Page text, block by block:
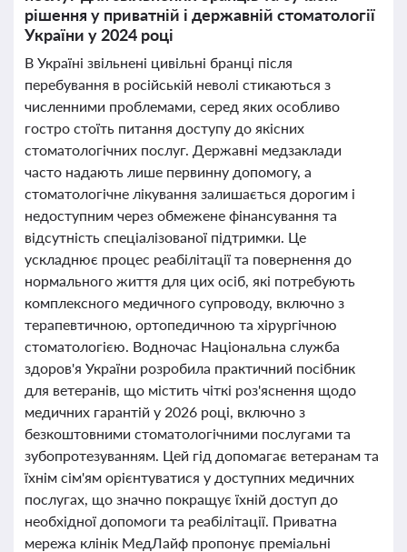
рішення у приватній і державній стоматології
України у 2024 році
В Україні звільнені цивільні бранці після
перебування в російській неволі стикаються з
численними проблемами, серед яких особливо
гостро стоїть питання доступу до якісних
стоматологічних послуг. Державні медзаклади
часто надають лише первинну допомогу, а
стоматологічне лікування залишається дорогим і
недоступним через обмежене фінансування та
відсутність спеціалізованої підтримки. Це
ускладнює процес реабілітації та повернення до
нормального життя для цих осіб, які потребують
комплексного медичного супроводу, включно з
терапевтичною, ортопедичною та хірургічною
стоматологією. Водночас Національна служба
здоров'я України розробила практичний посібник
для ветеранів, що містить чіткі роз'яснення щодо
медичних гарантій у 2026 році, включно з
безкоштовними стоматологічними послугами та
зубопротезуванням. Цей гід допомагає ветеранам та
їхнім сім'ям орієнтуватися у доступних медичних
послугах, що значно покращує їхній доступ до
необхідної допомоги та реабілітації. Приватна
мережа клінік МедЛайф пропонує преміальні